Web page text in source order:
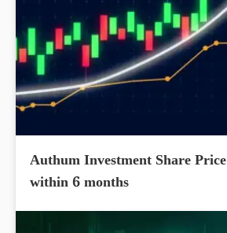
Authum Investment Share
within 6 months